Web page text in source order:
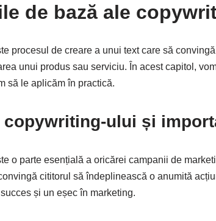
de bază ale
procesul de creare a unui text care să
unui produs sau serviciu. În acest capitol,
să le aplicăm în practică.
copywriting-ului și
o parte esențială a oricărei campanii de
cititorul să îndeplinească o anumită
și un eșec în marketing.